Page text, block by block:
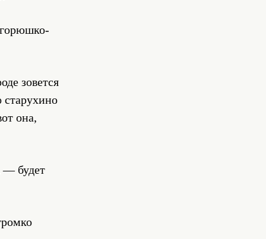
зовется
она,
— будет